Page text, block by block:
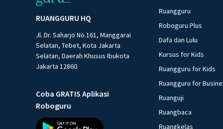
RUANGGURU HQ
Jl. Dr. Saharjo No.161, Manggarai
Selatan, Tebet, Kota Jakarta
Selatan, Daerah Khusus Ibukota
Jakarta 12860
Coba GRATIS Aplikasi
Roboguru
Ruangguru
Roboguru Plus
Dafa dan Lulu
Kursus for Kids
Ruangguru for Kids
Ruangguru for
Ruanguji
Ruangbaca
Ruangkelas